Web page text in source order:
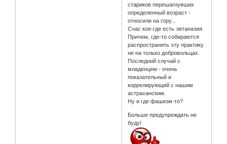
стариков перешагнувших
определенный возраст -
относили на гору...
Счас кое-где есть эвтаназия.
Причем, где-то собираются
распространить эту практику
не на только добровольцах.
Последний случай с
младенцем - очень
показательный и
коррелирующий с нашим
астраханским.
Ну и где фашизм-то?
Больше предупреждать не
буду!